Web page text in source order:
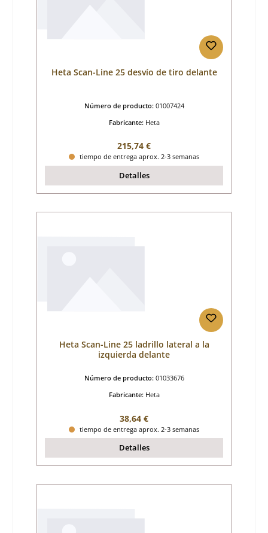
Heta Scan-Line 25 desvío de tiro delante
Número de producto: 01007424
Fabricante: Heta
Precio normal:
215,74 €
tiempo de entrega aprox. 2-3 semanas
Detalles
Heta Scan-Line 25 ladrillo lateral a la
izquierda delante
Número de producto: 01033676
Fabricante: Heta
Precio normal:
38,64 €
tiempo de entrega aprox. 2-3 semanas
Detalles